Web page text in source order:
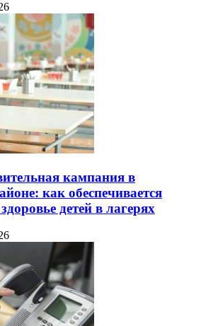
кампания в
как обеспечивается
детей в лагерях